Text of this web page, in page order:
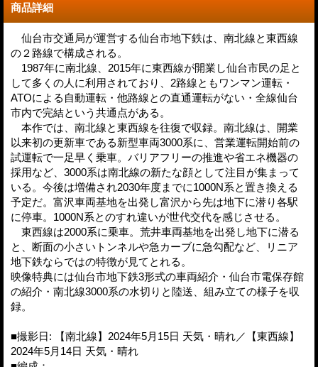
商品詳細
仙台市交通局が運営する仙台市地下鉄は、南北線と東西線
の２路線で構成される。
1987年に南北線、2015年に東西線が開業し仙台市民の足と
して多くの人に利用されており、2路線ともワンマン運転・
ATOによる自動運転・他路線との直通運転がない・全線仙台
市内で完結という共通点がある。
本作では、南北線と東西線を往復で収録。南北線は、開業
以来初の更新車である新型車両3000系に、営業運転開始前の
試運転で一足早く乗車。バリアフリーの推進や省エネ機器の
採用など、3000系は南北線の新たな顔として注目が集まって
いる。今後は増備され2030年度までに1000N系と置き換える
予定だ。富沢車両基地を出発し富沢から先は地下に潜り各駅
に停車。1000N系とのすれ違いが世代交代を感じさせる。
東西線は2000系に乗車。荒井車両基地を出発し地下に潜る
と、断面の小さいトンネルや急カーブに急勾配など、リニア
地下鉄ならではの特徴が見てとれる。
映像特典には仙台市地下鉄3形式の車両紹介・仙台市電保存館
の紹介・南北線3000系の水切りと陸送、組み立ての様子を収
録。
■撮影日: 【南北線】2024年5月15日 天気・晴れ／【東西線】
2024年5月14日 天気・晴れ